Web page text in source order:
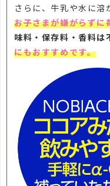
さらに、牛乳や水に溶
お子さまが嫌がらず
味料・保存料・香料は
にもおすすめです。